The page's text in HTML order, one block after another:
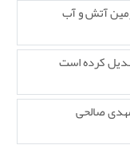
آتش و آب
کرده است
صالحی